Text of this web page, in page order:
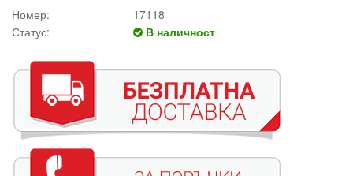
Номер:
17118
Статус:
В наличност